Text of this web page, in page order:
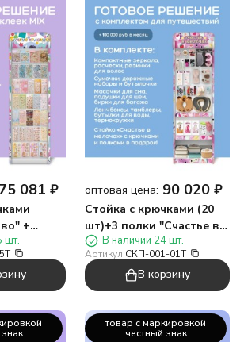
75 081 ₽
+
(1050
шт.
оптовая цена: 90 020 ₽
Стойка с крючками (20
шт)+3 полки "Счастье в
мелочах" + комплект
товаров для
путешествий
В наличии 24 шт.
Артикул:СКП-001-01T
В корзину
товар с маркировкой
честный знак